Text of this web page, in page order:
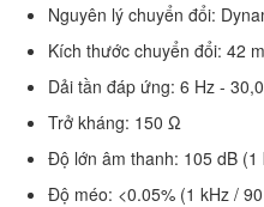
Nguyên lý chuyển đổi:
Kích thước chuyển đổi: 42
Dải tần đáp ứng: 6 Hz -
Trở kháng: 150 Ω
Độ lớn âm thanh: 105 dB (1
Độ méo: <0.05% (1 kHz /